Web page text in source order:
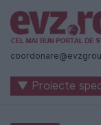
Știri
naționale
internaționale
▼ Proiecte